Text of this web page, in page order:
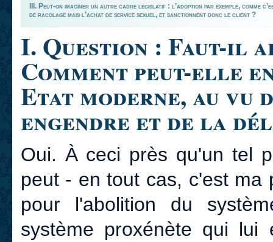
III. Peut-on imaginer un autre cadre législatif : l’adoption par exemple, comme
de racolage mais l’achat de service sexuel, et sanctionnent donc le client ?
I. Question : Faut-il
Comment peut-elle
Etat moderne, au vu
engendre et de la
Oui. À ceci près qu'un tel
peut - en tout cas, c'est ma
pour l'abolition du
système proxénète qui lui